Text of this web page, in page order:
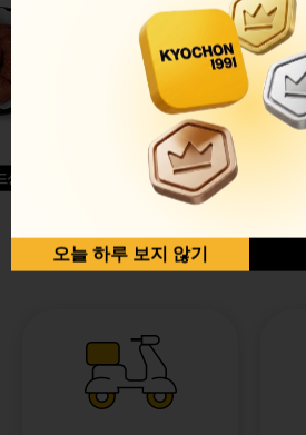
글윙
반반순살[레드+허니]
오늘 하루 보지 않기